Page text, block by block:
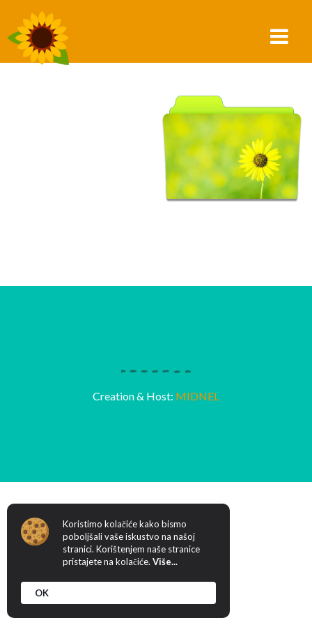
Koristimo kolačiće kako bismo
poboljšali vaše iskustvo na našoj
stranici. Korištenjem naše stranice
pristajete na kolačiće. Više...
OK
Creation & Host: MIDNEL